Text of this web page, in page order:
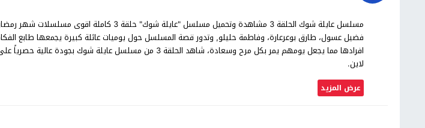
مسلسل عايلة شوك الحلقة 3 مشاهدة وتحميل مسلسل "عايلة شوك" حلقة 3
فضيل عسول، طارق بوعرعارة، وفاطمة حليلو, وتدور قصة المسلسل حول يوميات عائلة كبيرة يجمعها طابع
افرادها مما يجعل يومهم يمر بكل مرح وسعادة، شاهد الحلقة 3 من مسلسل عايلة شوك
لاين.
عرض المزيد